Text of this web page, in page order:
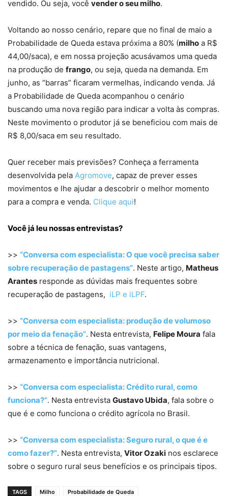
vendido. Ou seja, você vender o seu milho.
Voltando ao nosso cenário, repare que no final de maio a
Probabilidade de Queda estava próxima a 80% (milho a R$
44,00/saca), e em nossa projeção acusávamos uma queda
na produção de frango, ou seja, queda na demanda. Em
junho, as “barras” ficaram vermelhas, indicando venda. Já
a Probabilidade de Queda acompanhou o cenário
buscando uma nova região para indicar a volta às compras.
Neste movimento o produtor já se beneficiou com mais de
R$ 8,00/saca em seu resultado.
Quer receber mais previsões? Conheça a ferramenta
desenvolvida pela Agromove, capaz de prever esses
movimentos e lhe ajudar a descobrir o melhor momento
para a compra e venda. Clique aqui!
Você já leu nossas entrevistas?
>> “Conversa com especialista: O que você precisa saber
sobre recuperação de pastagens”. Neste artigo, Matheus
Arantes responde as dúvidas mais frequentes sobre
recuperação de pastagens, iLP e iLPF.
>> “Conversa com especialista: produção de volumoso
por meio da fenação”. Nesta entrevista, Felipe Moura fala
sobre a técnica de fenação, suas vantagens,
armazenamento e importância nutricional.
>> “Conversa com especialista: Crédito rural, como
funciona?”. Nesta entrevista Gustavo Ubida, fala sobre o
que é e como funciona o crédito agrícola no Brasil.
>> “Conversa com especialista: Seguro rural, o que é e
como fazer?”. Nesta entrevista, Vitor Ozaki nos esclarece
sobre o seguro rural seus benefícios e os principais tipos.
TAGS Milho Probabilidade de Queda